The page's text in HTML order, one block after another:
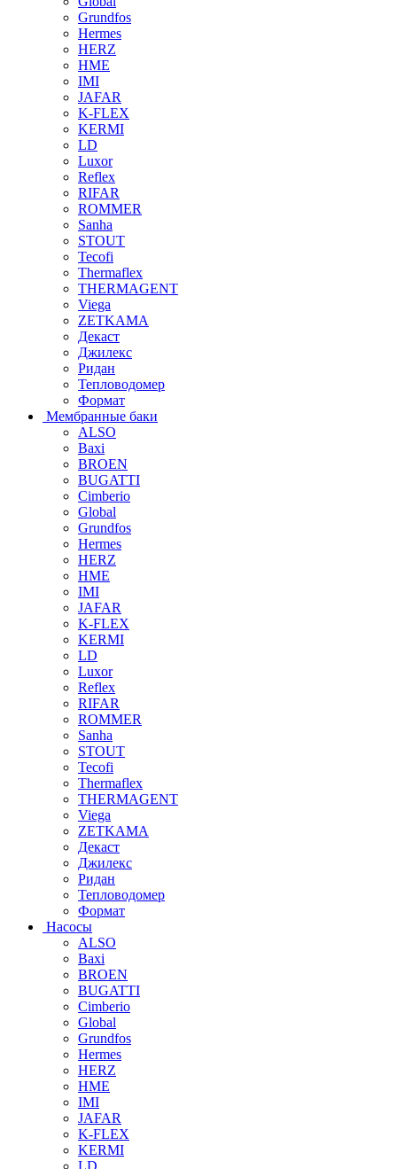
Grundfos
Hermes
HERZ
HME
IMI
JAFAR
K-FLEX
KERMI
LD
Luxor
Reflex
RIFAR
ROMMER
Sanha
STOUT
Tecofi
Thermaflex
THERMAGENT
Viega
ZETKAMA
Декаст
Джилекс
Ридан
Тепловодомер
Формат
Мембранные баки
ALSO
Baxi
BROEN
BUGATTI
Cimberio
Global
Grundfos
Hermes
HERZ
HME
IMI
JAFAR
K-FLEX
KERMI
LD
Luxor
Reflex
RIFAR
ROMMER
Sanha
STOUT
Tecofi
Thermaflex
THERMAGENT
Viega
ZETKAMA
Декаст
Джилекс
Ридан
Тепловодомер
Формат
Насосы
ALSO
Baxi
BROEN
BUGATTI
Cimberio
Global
Grundfos
Hermes
HERZ
HME
IMI
JAFAR
K-FLEX
KERMI
LD